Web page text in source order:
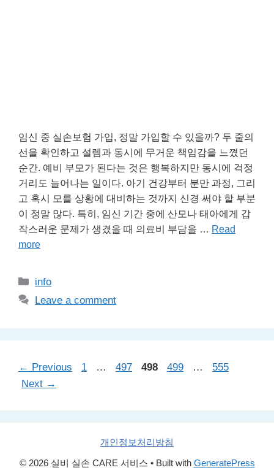
임신 중 실손보험 가입, 정말 가입할 수 있을까? 두 줄의
선을 확인하고 설렘과 동시에 무거운 책임감을 느꼈던
순간. 예비 부모가 된다는 것은 행복하지만 동시에 걱정
거리도 늘어나는 일이다. 아기 건강부터 분만 과정, 그리
고 혹시 모를 상황에 대비하는 것까지 신경 써야 할 부분
이 정말 많다. 특히, 임신 기간 중에 산모나 태아에게 갑
작스러운 문제가 생겼을 때 의료비 부담을 … Read
more
Categories
info
Leave a comment
← Previous Page
1 … Page
497 Page
498 Page
499 … Page
555
Next →
개인정보처리방침
© 2026 실비 실손 CARE 서비스 • Built with GeneratePress